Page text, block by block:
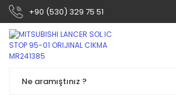
+90 (530) 329 75 51